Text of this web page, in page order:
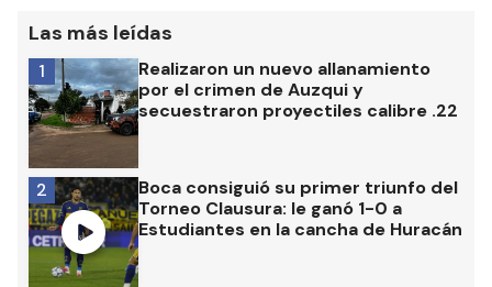
Las más leídas
Realizaron un nuevo allanamiento
por el crimen de Auzqui y
secuestraron proyectiles calibre .22
1
Boca consiguió su primer triunfo del
Torneo Clausura: le ganó 1-0 a
Estudiantes en la cancha de Huracán
2